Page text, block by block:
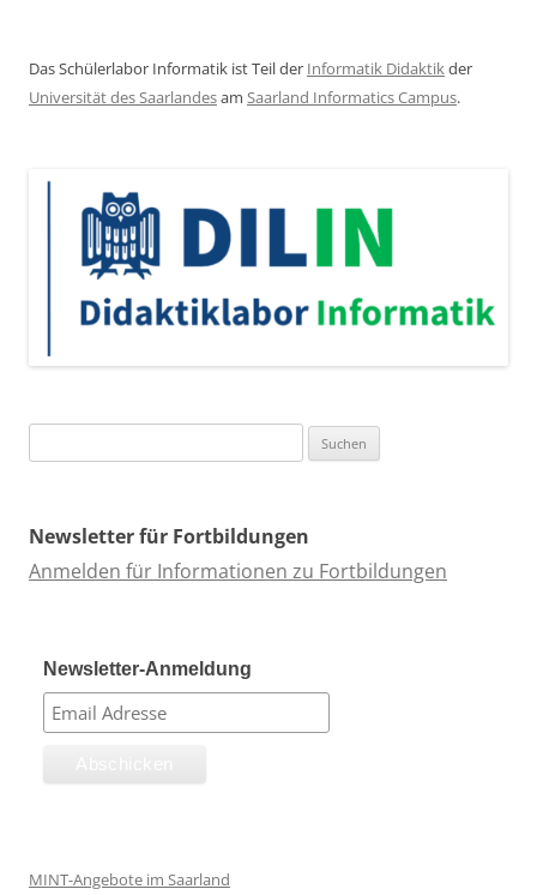
Das Schülerlabor Informatik ist Teil der Informatik Didaktikder
Universität des Saarlandesam Saarland Informatics Campus.
nach:
Newsletter für Fortbildungen
Anmelden für Informationen zu Fortbildungen
Newsletter-Anmeldung
MINT-Angebote im Saarland